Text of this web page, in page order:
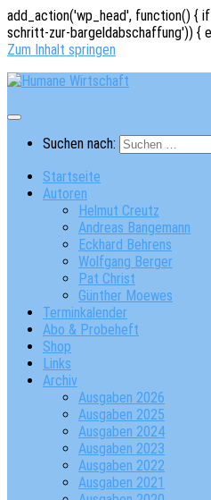
add_action('wp_head', function() {
schritt-zur-bargeldabschaffung')) {
Zum Inhalt springen
Suchen nach:
Startseite
Autoren
Helmut Creutz
Andreas Bangemann
Eckhard Behrens
Wolfgang Berger
Pat Christ
Günther Moewes
Terminkalender
Abo & Probeheft
Shop
Links
Archiv
Ausgaben 2026
Ausgaben 2025
Ausgaben 2024
Ausgaben 2023
Ausgaben 2022
Ausgaben 2021